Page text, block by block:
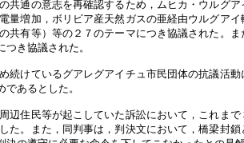
共通の意志を再確認するため，ムヒカ・ウルグ
増加，ボリビア産天然ガスの亜経由ウルグア
有等）等の２７のテーマにつき協議された。
き協議された。
続けているグアレグアイチュ市民団体の抗議活
あるとした。
辺住民等が起こしていた訴訟において，これま
。また，同判事は，判決文において，橋梁封